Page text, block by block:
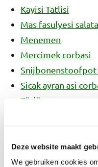
Deze website maakt
We gebruiken cookies
Kayisi Tatlisi
Mas fasulyesi
Menemen
Mercimek corbasi
Sicak ayran asi
Türlü
Allergie-
We kunnen niet